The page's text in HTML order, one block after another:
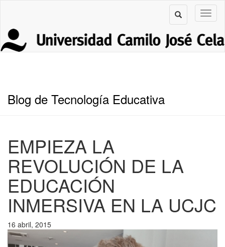
Blog de Tecnología Educativa
EMPIEZA LA
REVOLUCIÓN DE LA
EDUCACIÓN
INMERSIVA EN LA UCJC
16 abril, 2015